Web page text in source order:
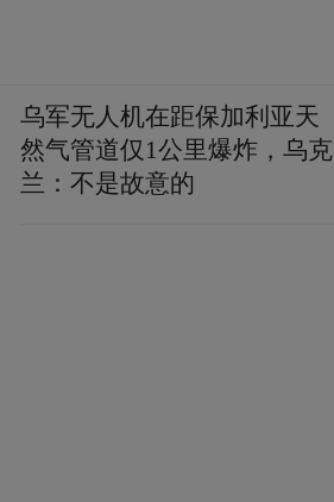
乌军无人机在距保加利亚天
然气管道仅1公里爆炸，乌克
兰：不是故意的